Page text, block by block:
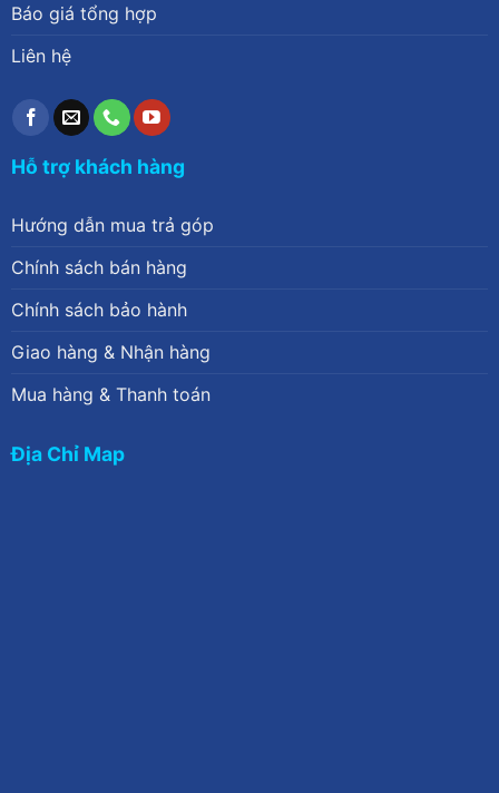
Báo giá tổng hợp
Liên hệ
Hỗ trợ khách hàng
Hướng dẫn mua trả góp
Chính sách bán hàng
Chính sách bảo hành
Giao hàng & Nhận hàng
Mua hàng & Thanh toán
Địa Chỉ Map